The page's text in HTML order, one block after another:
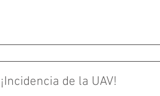
¡Incidencia de la UAV!